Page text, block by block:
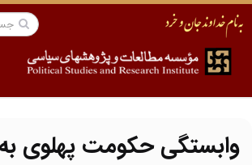
وابستگی حکومت پهلوی به